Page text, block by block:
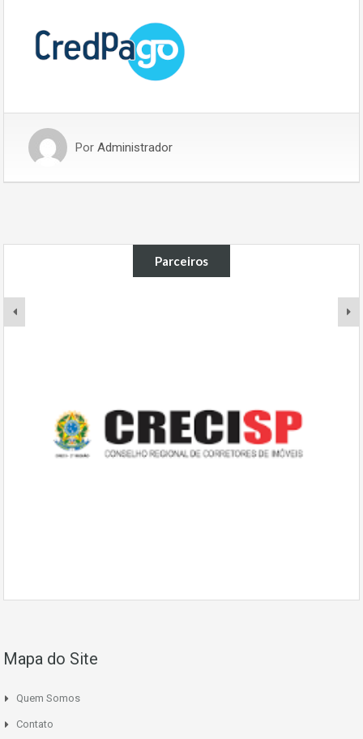
Por Administrador
Parceiros
Mapa do Site
Quem Somos
Contato